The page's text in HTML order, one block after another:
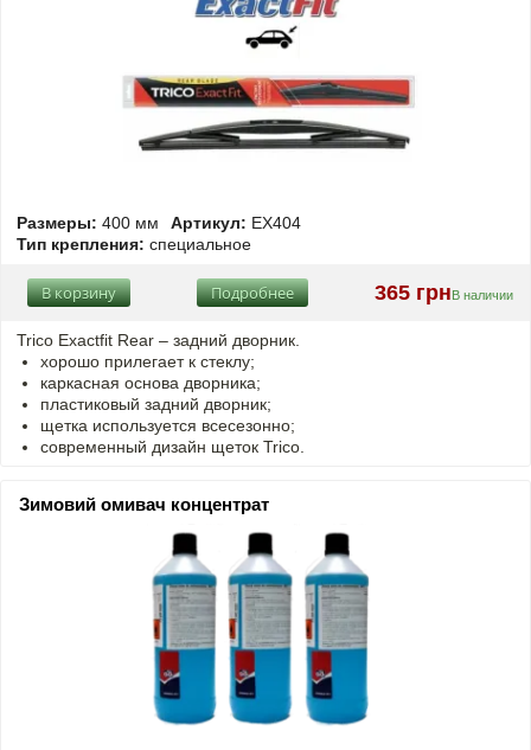
Размеры: 400 мм Артикул: EX404
Тип крепления: специальное
365 грнВ наличии
Подробнее
В корзину
Trico Exactfit Rear – задний дворник.
хорошо прилегает к стеклу;
каркасная основа дворника;
пластиковый задний дворник;
щетка используется всесезонно;
современный дизайн щеток Trico.
Зимовий омивач концентрат